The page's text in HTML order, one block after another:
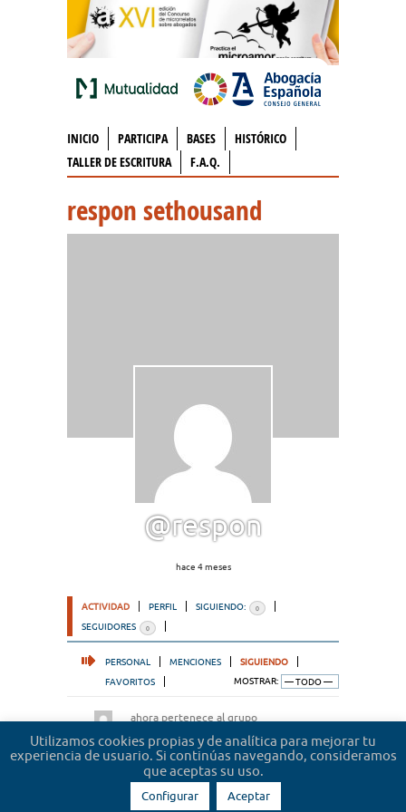
INICIO PARTICIPA BASES
HISTÓRICO
TALLER DE ESCRITURA
F.A.Q.
respon sethousand
@respon
hace 4 meses
ACTIVIDAD PERFIL SIGUIENDO: 0
SEGUIDORES 0
PERSONAL MENCIONES
SIGUIENDO
FAVORITOS
MOSTRAR:
ahora pertenece al grupo
Utilizamos cookies propias y de analítica para mejorar tu
experiencia de usuario. Si continúas navegando, consideramos
que aceptas su uso.
Configurar Aceptar